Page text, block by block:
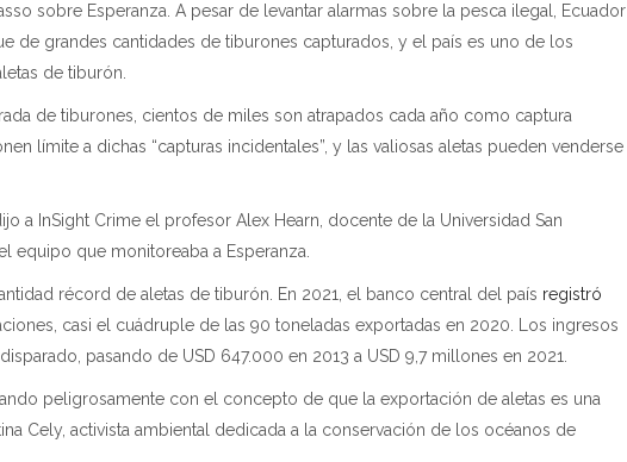
sobre Esperanza. A pesar de levantar alarmas sobre la pesca ilegal, Ecuador
de grandes cantidades de tiburones capturados, y el país es uno de los
de tiburón.
de tiburones, cientos de miles son atrapados cada año como captura
límite a dichas “capturas incidentales”, y las valiosas aletas pueden venderse
a InSight Crime el profesor Alex Hearn, docente de la Universidad San
equipo que monitoreaba a Esperanza.
récord de aletas de tiburón. En 2021, el banco central del país registró
casi el cuádruple de las 90 toneladas exportadas en 2020. Los ingresos
pasando de USD 647.000 en 2013 a USD 9,7 millones en 2021.
peligrosamente con el concepto de que la exportación de aletas es una
Cely, activista ambiental dedicada a la conservación de los océanos de